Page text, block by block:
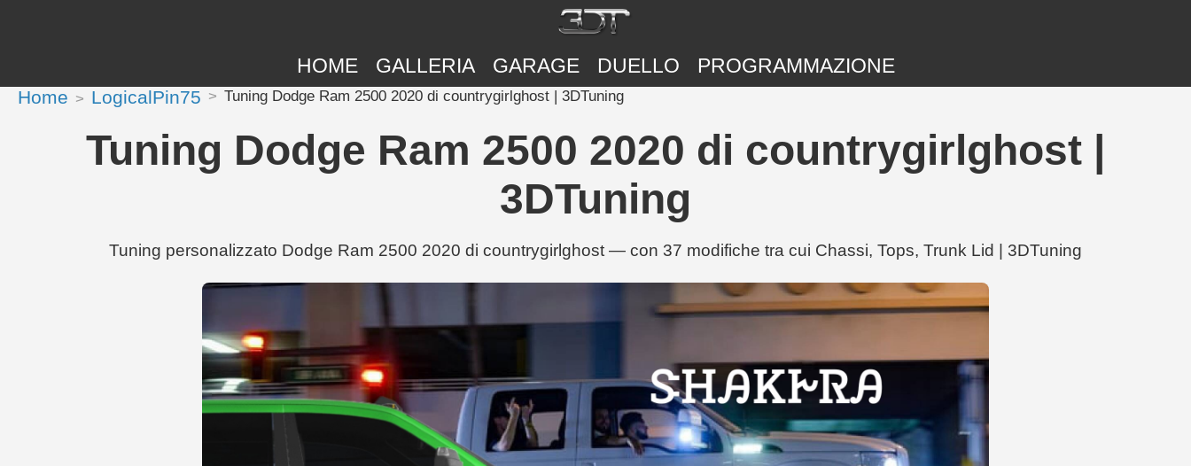
HOME GALLERIA GARAGE DUELLO PROGRAMMAZIONE
Home LogicalPin75 Tuning Dodge Ram 2500 2020 di countrygirlghost | 3DTuning
Tuning Dodge Ram 2500 2020 di countrygirlghost |
3DTuning
Tuning personalizzato Dodge Ram 2500 2020 di countrygirlghost — con 37 modifiche tra cui Chassi, Tops, Trunk Lid | 3DTuning